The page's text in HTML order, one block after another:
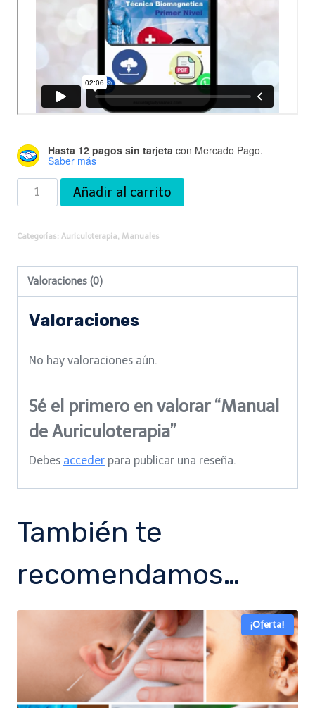
Hasta 12 pagos sin tarjeta con Mercado Pago.
Saber más
Manual
de
Auriculoterapia
Añadir al carrito
Categorías: Auriculoterapia Manuales
Valoraciones (0)
Valoraciones
No hay valoraciones aún.
Sé el primero en valorar “Manual
de Auriculoterapia”
Debes acceder para publicar una reseña.
También te
recomendamos…
¡Oferta!